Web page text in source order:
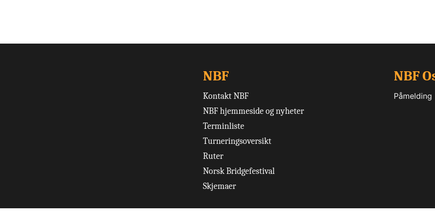
NBF
Kontakt NBF
NBF hjemmeside og nyheter
Terminliste
Turneringsoversikt
Ruter
Norsk Bridgefestival
Skjemaer
NBF
Påmelding